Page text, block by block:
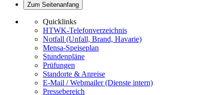
Zum Seitenanfang
Quicklinks
HTWK-Telefonverzeichnis
Notfall (Unfall, Brand, Havarie)
Mensa-Speiseplan
Stundenpläne
Prüfungen
Standorte & Anreise
E-Mail / Webmailer (Dienste intern)
Pressebereich